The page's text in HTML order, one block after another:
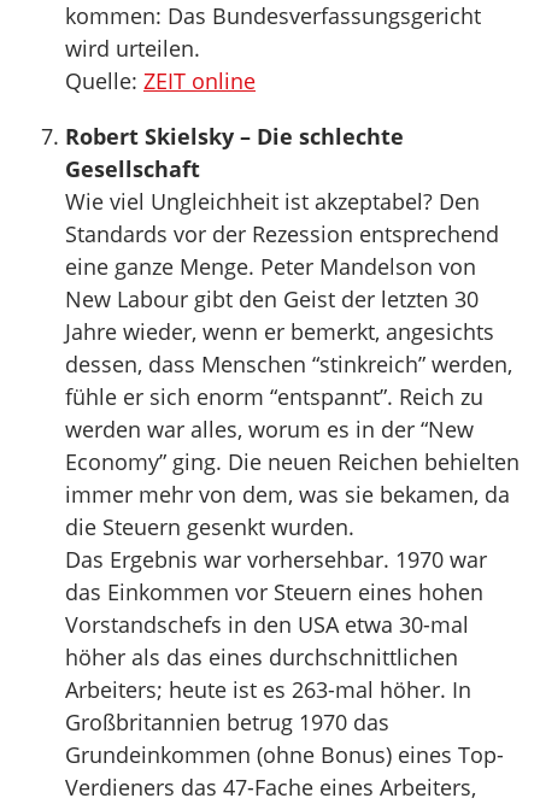
kommen: Das Bundesverfassungsgericht
wird urteilen.
Quelle: ZEIT online
Robert Skielsky – Die schlechte
Gesellschaft
Wie viel Ungleichheit ist akzeptabel? Den
Standards vor der Rezession entsprechend
eine ganze Menge. Peter Mandelson von
New Labour gibt den Geist der letzten 30
Jahre wieder, wenn er bemerkt, angesichts
dessen, dass Menschen “stinkreich” werden,
fühle er sich enorm “entspannt”. Reich zu
werden war alles, worum es in der “New
Economy” ging. Die neuen Reichen behielten
immer mehr von dem, was sie bekamen, da
die Steuern gesenkt wurden.
Das Ergebnis war vorhersehbar. 1970 war
das Einkommen vor Steuern eines hohen
Vorstandschefs in den USA etwa 30-mal
höher als das eines durchschnittlichen
Arbeiters; heute ist es 263-mal höher. In
Großbritannien betrug 1970 das
Grundeinkommen (ohne Bonus) eines Top-
Verdieners das 47-Fache eines Arbeiters,